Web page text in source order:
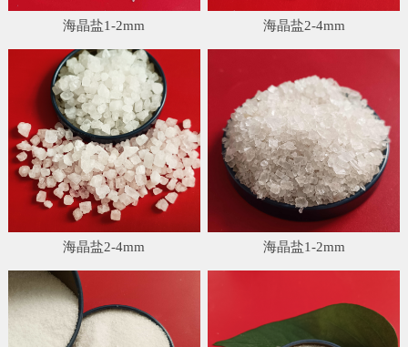
海晶盐1-2mm 海晶盐2-4mm
海晶盐2-4mm 海晶盐1-2mm